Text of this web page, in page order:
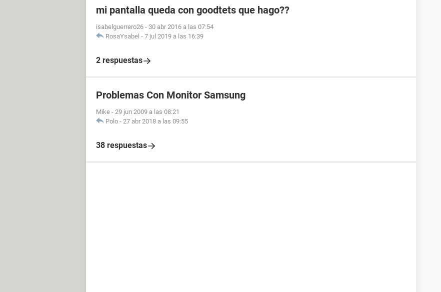
mi pantalla queda con goodtets que hago??
isabelguerrero26 - 30 abr 2016 a las 07:54
RosaYsabel - 7 jul 2019 a las 16:39
2 respuestas
Problemas Con Monitor Samsung
Mike - 29 jun 2009 a las 08:21
Polo - 27 abr 2018 a las 09:55
38 respuestas